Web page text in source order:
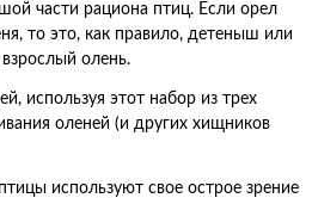
части рациона птиц. Если орел
то это, как правило, детеныш или
олень.
используя этот набор из трех
оленей (и других хищников
используют свое острое зрение